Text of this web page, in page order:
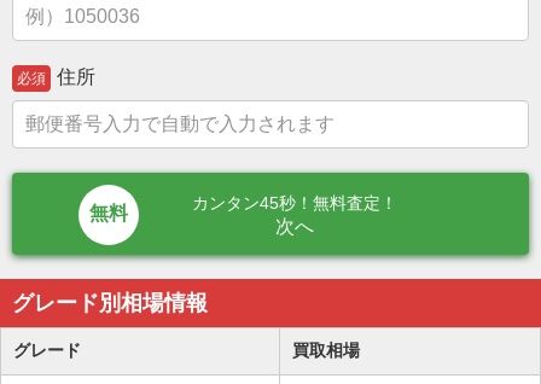
必須 住所
カンタン45秒！無料査定！
次へ
グレード別相場情報
グレード 買取相場